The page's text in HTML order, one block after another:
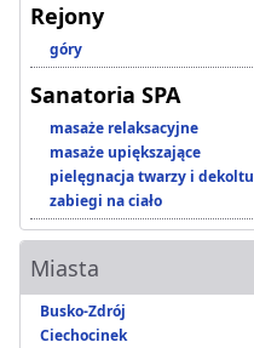
Rejony
góry
Sanatoria SPA
masaże relaksacyjne
masaże upiększające
pielęgnacja twarzy i dekoltu
zabiegi na ciało
Miasta
Busko-Zdrój
Ciechocinek